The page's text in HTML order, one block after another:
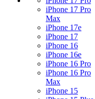
iPhone 17 Pro
Max
iPhone 17e
iPhone 17
iPhone 16
iPhone 16e
iPhone 16 Pro
iPhone 16 Pro
Max
iPhone 15